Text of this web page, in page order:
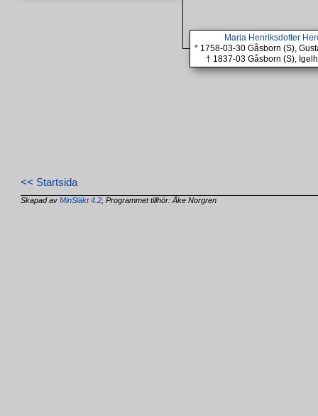
Maria Henriksdotter
* 1758-03-30 Gåsborn (S),
† 1837-03 Gåsborn (S),
<< Startsida
Skapad avMinSläkt 4.2 , Programmet tillhör: Åke Norgren